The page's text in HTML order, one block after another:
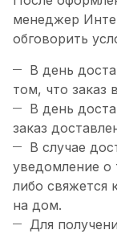
менеджер
обговорить
В день
том, что заказ
В день
заказ
В случае
уведомление о
либо свяжется
на дом.
Для